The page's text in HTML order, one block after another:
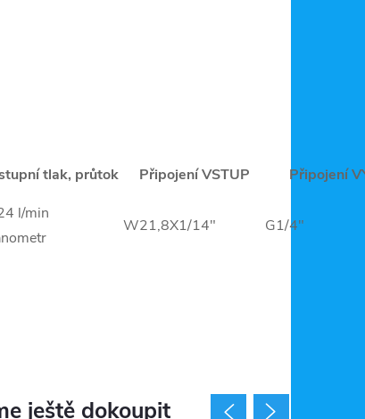
tlak, průtok Připojení VSTUP Připojení
l/min
W21,8X1/14" G1/4"
ještě dokoupit